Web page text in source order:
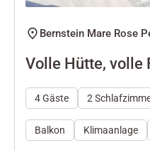
Bernstein Mare Rose
Volle Hütte, volle
4 Gäste 2
Balkon Klimaanlage